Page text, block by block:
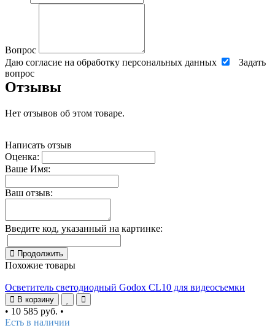
Вопрос
Даю согласие на обработку персональных данных
Задать
вопрос
Отзывы
Нет отзывов об этом товаре.
Написать отзыв
Оценка:
Ваше Имя:
Ваш отзыв:
Введите код, указанный на картинке:
Продолжить
Похожие товары
Осветитель светодиодный Godox CL10 для видеосъемки
В корзину
• 10 585 руб. •
Есть в наличии